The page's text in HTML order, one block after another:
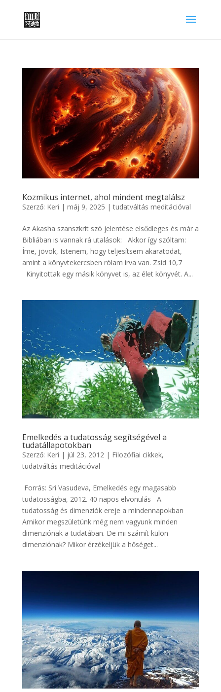
Kozmikus internet, ahol mindent megtalálsz
Szerző: Keri | máj 9, 2025 |tudatváltás meditációval
Az Akasha szanszkrit szó jelentése elsődleges és már a
Bibliában is vannak rá utalások: Akkor így szóltam:
Íme, jövök, Istenem, hogy teljesítsem akaratodat,
amint a könyvtekercsben rólam írva van. Zsid 10,7
Kinyitottak egy másik könyvet is, az élet könyvét. A...
Emelkedés a tudatosság segítségével a
tudatállapotokban
Szerző: Keri | júl 23, 2012 | Filozófiai cikkek,
tudatváltás meditációval
Forrás: Sri Vasudeva, Emelkedés egy magasabb
tudatosságba, 2012. 40 napos elvonulás A
tudatosság és dimenziók ereje a mindennapokban
Amikor megszületünk még nem vagyunk minden
dimenziónak a tudatában. De mi számít külön
dimenziónak? Mikor érzékeljük a hőséget...